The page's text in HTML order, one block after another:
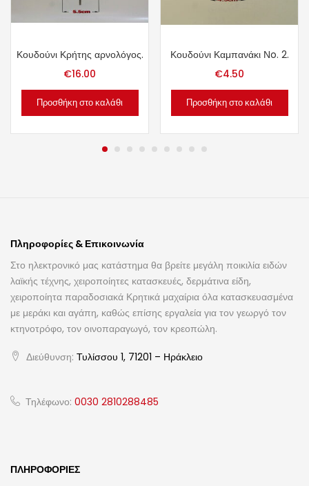
Κουδούνι Κρήτης αρνολόγος.
€16.00
Προσθήκη στο καλάθι
Κουδούνι Καμπανάκι Νo. 2.
€4.50
Προσθήκη στο καλάθι
Πληροφορίες & Επικοινωνία
Στο ηλεκτρονικό μας κατάστημα θα βρείτε μεγάλη ποικιλία ειδών
λαϊκής τέχνης, χειροποίητες κατασκευές, δερμάτινα είδη,
χειροποίητα παραδοσιακά Κρητικά μαχαίρια όλα κατασκευασμένα
με μεράκι και αγάπη, καθώς επίσης εργαλεία για τον γεωργό τον
κτηνοτρόφο, τον οινοπαραγωγό, τον κρεοπώλη.
Διεύθυνση: Τυλίσσου 1, 71201 – Ηράκλειο
Τηλέφωνο: 0030 2810288485
ΠΛΗΡΟΦΟΡΊΕΣ